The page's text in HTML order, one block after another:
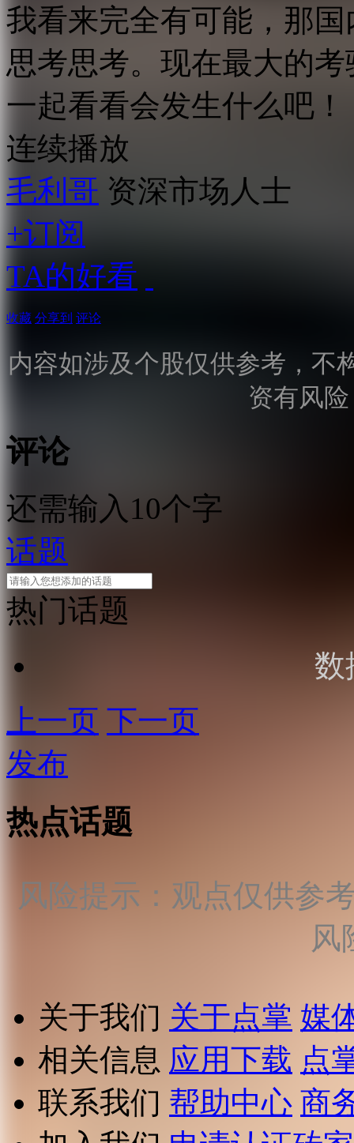
我看来完全有可能，那
思考思考。现在最大的
一起看看会发生什么吧！
连续播放
毛利哥 资深市场人士
+订阅
TA的好看
收藏 分享到 评论
内容如涉及个股仅供参考，不
资有风
评论
还需输入10个字
话题
热门话题
数
上一页 下一页
发布
热点话题
风险提示：观点仅供参
风
关于我们 关于点掌 媒
相关信息 应用下载 点
联系我们 帮助中心 商